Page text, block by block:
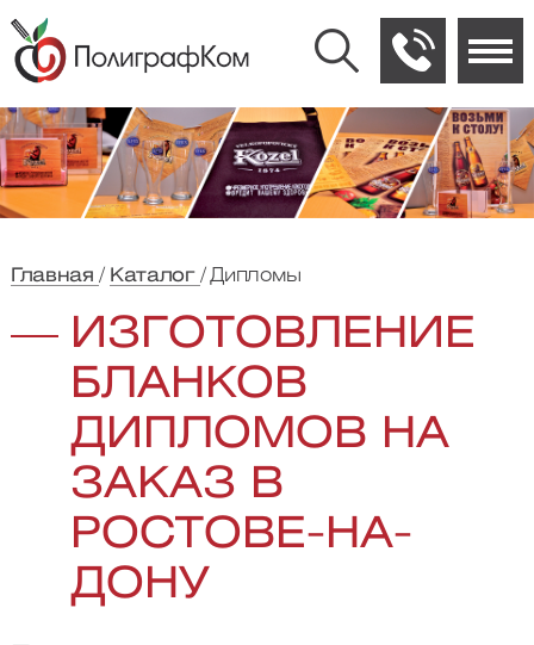
Главная Каталог Дипломы
ИЗГОТОВЛЕНИЕ
БЛАНКОВ
ДИПЛОМОВ НА
ЗАКАЗ В
РОСТОВЕ-НА-
ДОНУ